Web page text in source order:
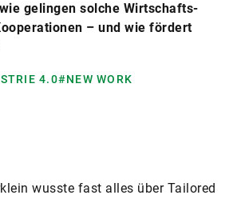
gelingen solche Wirtschafts-
– und wie fördert
4.0#NEW WORK
wusste fast alles über Tailored